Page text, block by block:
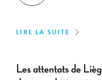
LIRE LA SUITE
Les attentats de